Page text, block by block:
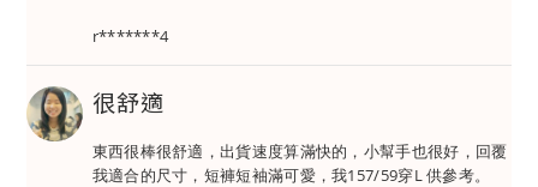
r*******4
很舒適
東西很棒很舒適，出貨速度算滿快的，小幫手也很好，回覆
我適合的尺寸，短褲短袖滿可愛，我157/59穿L 供參考。